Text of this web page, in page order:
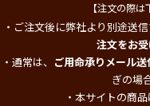
【注文の際
・ご注文後に弊社より別途送
注文をお
・通常は、 ご用命承りメール
ぎの場
・本サイトの商品